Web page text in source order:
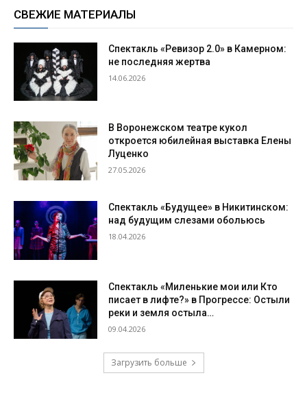
СВЕЖИЕ МАТЕРИАЛЫ
Спектакль «Ревизор 2.0» в Камерном:
не последняя жертва
14.06.2026
В Воронежском театре кукол
откроется юбилейная выставка Елены
Луценко
27.05.2026
Спектакль «Будущее» в Никитинском:
над будущим слезами обольюсь
18.04.2026
Спектакль «Миленькие мои или Кто
писает в лифте?» в Прогрессе: Остыли
реки и земля остыла…
09.04.2026
Загрузить больше